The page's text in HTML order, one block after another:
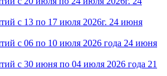
с 13 по 17 июля 2026г. 24 июня
с 06 по 10 июля 2026 года 24 июня
с 30 июня по 04 июля 2026 года 21